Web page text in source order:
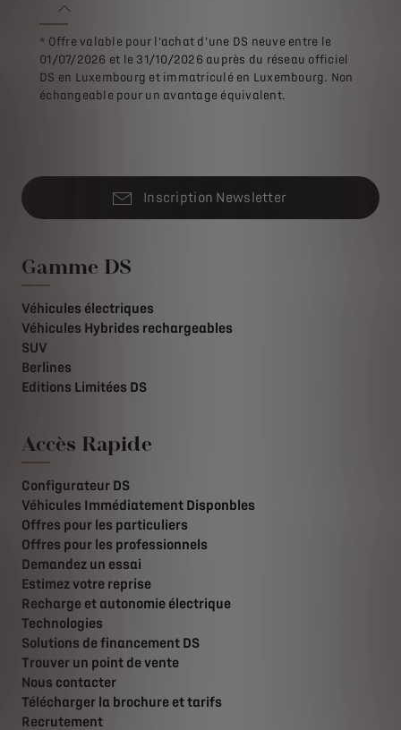
* Offre valable pour l’achat d’une DS neuve entre le
01/07/2026 et le 31/10/2026 auprès du réseau officiel
DS en Luxembourg et immatriculé en Luxembourg. Non
échangeable pour un avantage équivalent.
Inscription Newsletter
Gamme DS
Véhicules électriques
Véhicules Hybrides rechargeables
SUV
Berlines
Editions Limitées DS
Accès Rapide
Configurateur DS
Véhicules Immédiatement Disponbles
Offres pour les particuliers
Offres pour les professionnels
Demandez un essai
Estimez votre reprise
Recharge et autonomie électrique
Technologies
Solutions de financement DS
Trouver un point de vente
Nous contacter
Télécharger la brochure et tarifs
Recrutement